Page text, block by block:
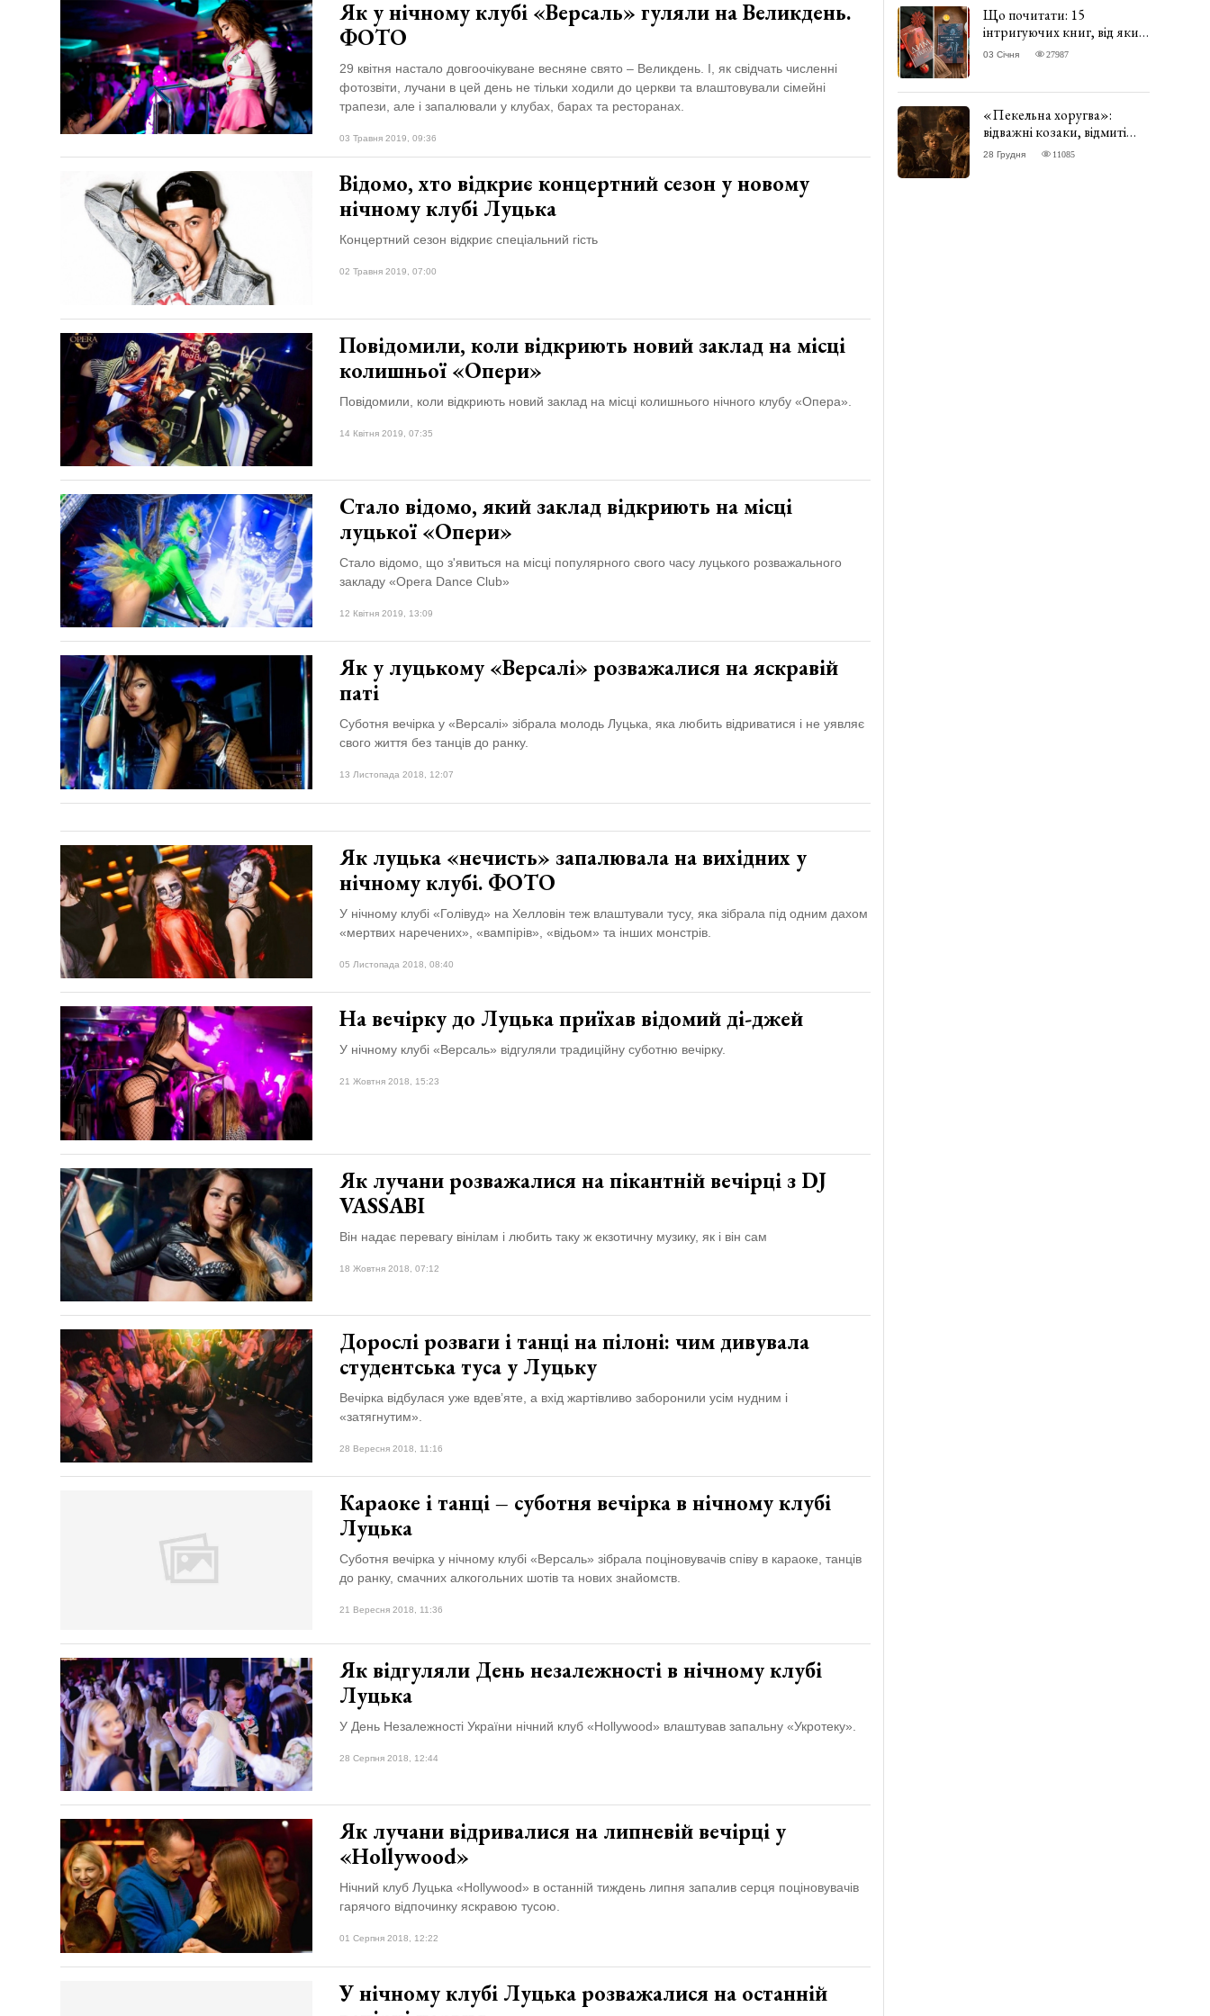
Як у нічному клубі «Версаль» гуляли на Великдень.
ФОТО
29 квітня настало довгоочікуване весняне свято – Великдень. І, як свідчать численні
фотозвіти, лучани в цей день не тільки ходили до церкви та влаштовували сімейні
трапези, але і запалювали у клубах, барах та ресторанах.
03 Травня 2019, 09:36
Відомо, хто відкриє концертний сезон у новому
нічному клубі Луцька
Концертний сезон відкриє спеціальний гість
02 Травня 2019, 07:00
Повідомили, коли відкриють новий заклад на місці
колишньої «Опери»
Повідомили, коли відкриють новий заклад на місці колишнього нічного клубу «Опера».
14 Квітня 2019, 07:35
Стало відомо, який заклад відкриють на місці
луцької «Опери»
Стало відомо, що з'явиться на місці популярного свого часу луцького розважального
закладу «Opera Dance Club»
12 Квітня 2019, 13:09
Як у луцькому «Версалі» розважалися на яскравій
паті
Суботня вечірка у «Версалі» зібрала молодь Луцька, яка любить відриватися і не уявляє
свого життя без танців до ранку.
13 Листопада 2018, 12:07
Як луцька «нечисть» запалювала на вихідних у
нічному клубі. ФОТО
У нічному клубі «Голівуд» на Хелловін теж влаштували тусу, яка зібрала під одним дахом
«мертвих наречених», «вампірів», «відьом» та інших монстрів.
05 Листопада 2018, 08:40
На вечірку до Луцька приїхав відомий ді-джей
У нічному клубі «Версаль» відгуляли традиційну суботню вечірку.
21 Жовтня 2018, 15:23
Як лучани розважалися на пікантній вечірці з DJ
VASSABI
Він надає перевагу вінілам і любить таку ж екзотичну музику, як і він сам
18 Жовтня 2018, 07:12
Дорослі розваги і танці на пілоні: чим дивувала
студентська туса у Луцьку
Вечірка відбулася уже вдев’яте, а вхід жартівливо заборонили усім нудним і
«затягнутим».
28 Вересня 2018, 11:16
Караоке і танці – суботня вечірка в нічному клубі
Луцька
Суботня вечірка у нічному клубі «Версаль» зібрала поціновувачів співу в караоке, танців
до ранку, смачних алкогольних шотів та нових знайомств.
21 Вересня 2018, 11:36
Як відгуляли День незалежності в нічному клубі
Луцька
У День Незалежності України нічний клуб «Hollywood» влаштував запальну «Укротеку».
28 Серпня 2018, 12:44
Як лучани відривалися на липневій вечірці у
«Hollywood»
Нічний клуб Луцька «Hollywood» в останній тиждень липня запалив серця поціновувачів
гарячого відпочинку яскравою тусою.
01 Серпня 2018, 12:22
У нічному клубі Луцька розважалися на останній
Що почитати: 15
інтригуючих книг, від яких
важко відірватись. ФОТО
03 Січня 27987
«Пекельна хоругва»:
відважні козаки, відмиті
чорти та відчайдушний
28 Грудня 11085